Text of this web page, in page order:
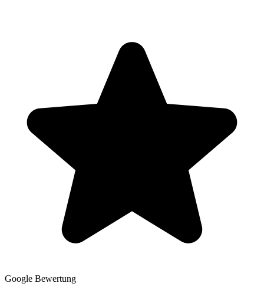
Google Bewertung